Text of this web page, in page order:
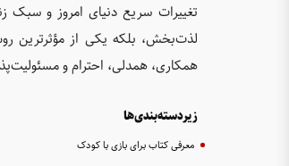
تغییرات سریع دنیای امروز و سبک
لذت‌بخش، بلکه یکی از مؤثرترین
همکاری، همدلی، احترام و
زیردسته‌بندی‌ها
معرفی کتاب برای بازی با کودک